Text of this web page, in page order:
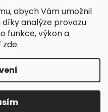
abych Vám umožnil
analýze provozu
funkce, výkon a
zde.
hvězdiček.